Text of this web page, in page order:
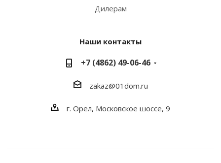
Дилерам
Наши контакты
+7 (4862) 49-06-46
zakaz@01dom.ru
г. Орел, Московское шоссе, 9